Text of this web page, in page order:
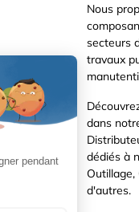
Nous
secteurs
travaux
dans
dédiés à
d'autres.